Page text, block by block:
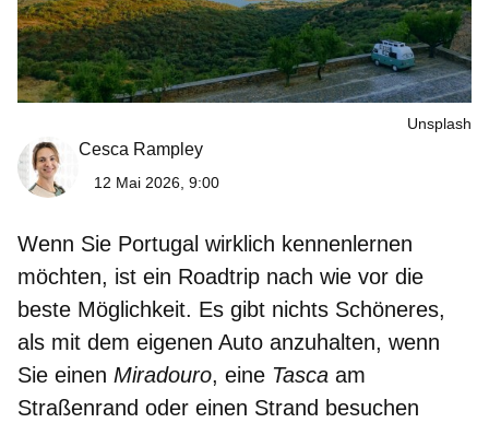
Unsplash
Cesca Rampley
12 Mai 2026, 9:00
Wenn Sie Portugal wirklich kennenlernen
möchten, ist ein Roadtrip nach wie vor die
beste Möglichkeit. Es gibt nichts Schöneres,
als mit dem eigenen Auto anzuhalten, wenn
Sie einen Miradouro, eine Tasca am
Straßenrand oder einen Strand besuchen